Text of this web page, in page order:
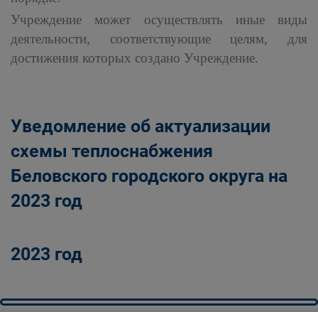
Учреждение может осуществлять иные виды
деятельности, соответствующие целям, для
достижения которых создано Учреждение.
Уведомление об актуализации
схемы теплоснабжения
Беловского городского округа на
2023 год
2023 год